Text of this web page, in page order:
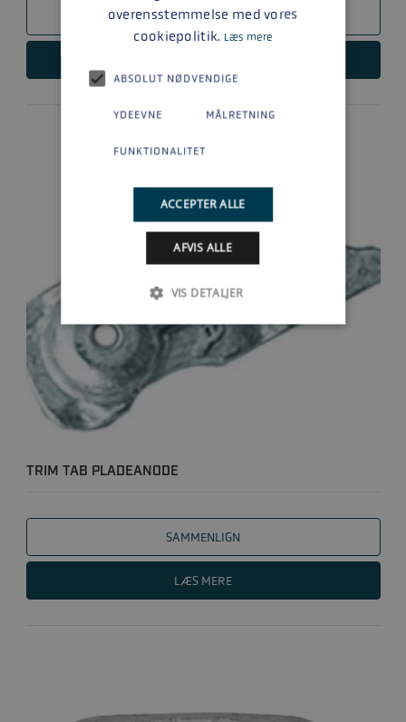
SAMMENLIGN
TRIM TAB PLADEANODE
SAMMENLIGN
LÆS MERE
overensstemmelse med vores
cookiepolitik. Læs mere
ABSOLUT NØDVENDIGE
YDEEVNE MÅLRETNING
FUNKTIONALITET
ACCEPTER ALLE
AFVIS ALLE
VIS DETALJER